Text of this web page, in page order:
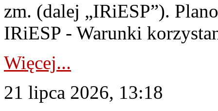
zm. (dalej „IRiESP”).
IRiESP - Warunki
Więcej...
21 lipca 2026, 13:18